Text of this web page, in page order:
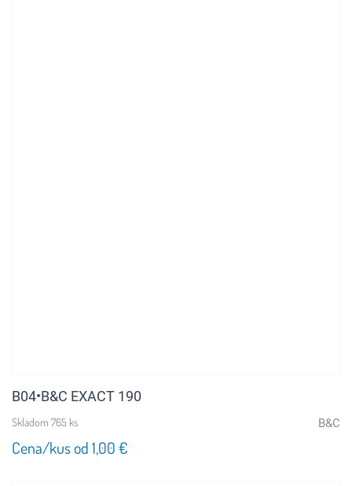
B04•B&C EXACT 190
Skladom 765 ks B&C
Cena/kus od 1,00 €